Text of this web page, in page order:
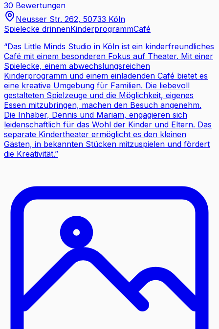
30 Bewertungen
Neusser Str. 262, 50733 Köln
Spielecke drinnenKinderprogrammCafé
“Das Little Minds Studio in Köln ist ein kinderfreundliches
Café mit einem besonderen Fokus auf Theater. Mit einer
Spielecke, einem abwechslungsreichen
Kinderprogramm und einem einladenden Café bietet es
eine kreative Umgebung für Familien. Die liebevoll
gestalteten Spielzeuge und die Möglichkeit, eigenes
Essen mitzubringen, machen den Besuch angenehm.
Die Inhaber, Dennis und Mariam, engagieren sich
leidenschaftlich für das Wohl der Kinder und Eltern. Das
separate Kindertheater ermöglicht es den kleinen
Gästen, in bekannten Stücken mitzuspielen und fördert
die Kreativität.”